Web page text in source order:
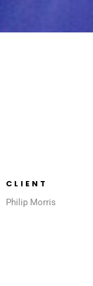
CLIENT
Philip Morris